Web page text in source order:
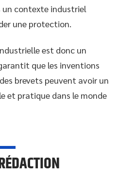
contexte industriel
une protection.
est donc un
que les inventions
brevets peuvent avoir un
et pratique dans le monde